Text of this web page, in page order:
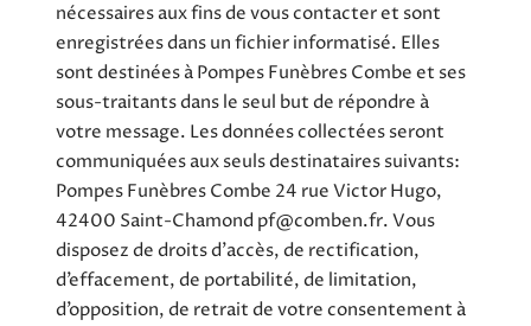
nécessaires aux fins de vous contacter et sont
enregistrées dans un fichier informatisé. Elles
sont destinées à Pompes Funèbres Combe et ses
sous-traitants dans le seul but de répondre à
votre message. Les données collectées seront
communiquées aux seuls destinataires suivants:
Pompes Funèbres Combe 24 rue Victor Hugo,
42400 Saint-Chamond pf@comben.fr. Vous
disposez de droits d’accès, de rectification,
d’effacement, de portabilité, de limitation,
d’opposition, de retrait de votre consentement à